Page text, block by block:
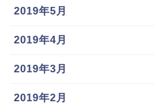
2019年5月
2019年4月
2019年3月
2019年2月